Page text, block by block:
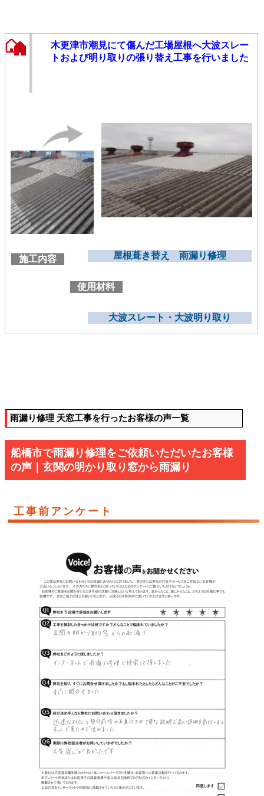
木更津市潮見にて傷んだ工場屋根へ大波スレー
トおよび明り取りの張り替え工事を行いました
施工内容 屋根葺き替え 雨漏り修理
使用材料
大波スレート・大波明り取り
雨漏り修理 天窓工事を行ったお客様の声一覧
船橋市で雨漏り修理をご依頼いただいたお客様
の声｜玄関の明かり取り窓から雨漏り
工事前アンケート